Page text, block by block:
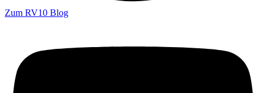
Zum RV10 Blog